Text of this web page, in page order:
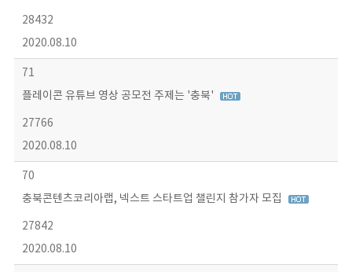
28432
2020.08.10
71
플레이콘 유튜브 영상 공모전 주제는 '충북'
27766
2020.08.10
70
충북콘텐츠코리아랩, 넥스트 스타트업 챌린지 참가자 모집
27842
2020.08.10